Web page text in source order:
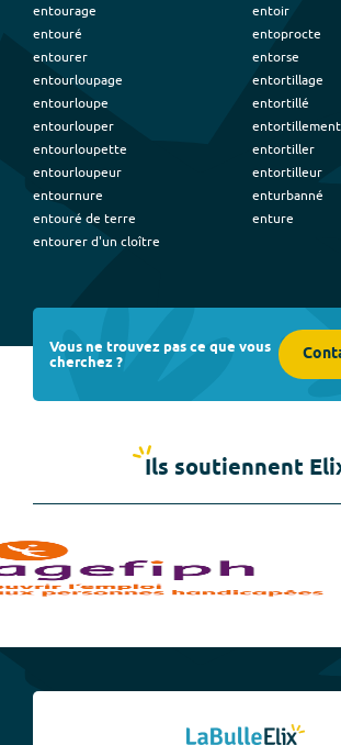
entourage
entouré
entourer
entourloupage
entourloupe
entourlouper
entourloupette
entourloupeur
entournure
entouré de terre
entourer d'un cloître
entoir
entoprocte
entorse
entortillage
entortillé
entortillement
entortiller
entortilleur
enturbanné
enture
Vous ne trouvez pas ce que vous
cherchez ?
Ils soutiennent